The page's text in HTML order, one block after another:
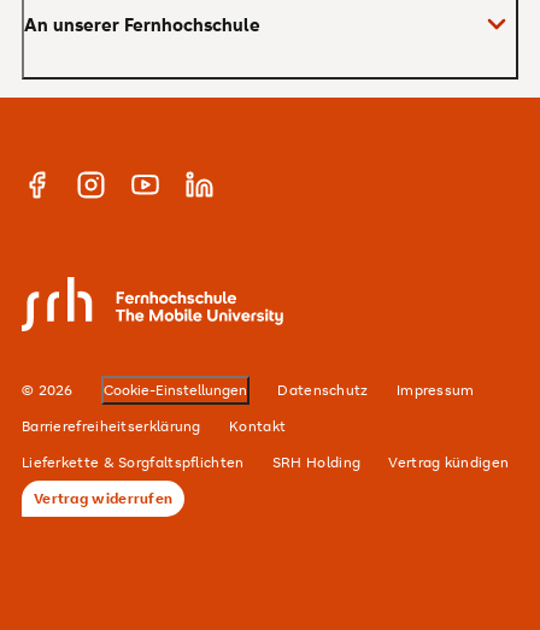
Anrechnung von Vorleistungen
Studienberatung
Master
An unserer Fernhochschule
Warum SRH?
E-Campus
Karriere
FacebookInstagramYouTubeLinkedin
SRH Fernhochschule - The Mobile University
© 2026 Cookie-Einstellungen Datenschutz
Impressum
Barrierefreiheitserklärung
Kontakt
Lieferkette & Sorgfaltspflichten
SRH Holding
Vertrag kündigen
Vertrag widerrufen